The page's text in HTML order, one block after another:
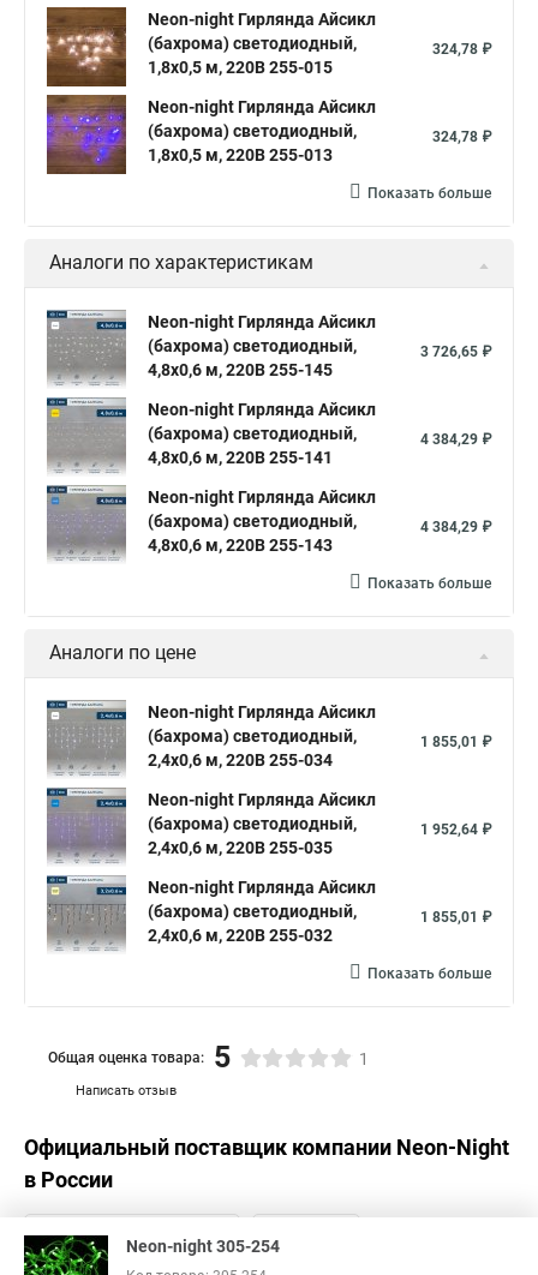
Neon-night Гирлянда Айсикл
(бахрома) светодиодный,
1,8х0,5 м, 220В 255-015
324,78 ₽
Neon-night Гирлянда Айсикл
(бахрома) светодиодный,
1,8х0,5 м, 220В 255-013
324,78 ₽
Показать больше
Аналоги по характеристикам
Neon-night Гирлянда Айсикл
(бахрома) светодиодный,
4,8х0,6 м, 220В 255-145
3 726,65 ₽
Neon-night Гирлянда Айсикл
(бахрома) светодиодный,
4,8х0,6 м, 220В 255-141
4 384,29 ₽
Neon-night Гирлянда Айсикл
(бахрома) светодиодный,
4,8х0,6 м, 220В 255-143
4 384,29 ₽
Показать больше
Аналоги по цене
Neon-night Гирлянда Айсикл
(бахрома) светодиодный,
2,4х0,6 м, 220В 255-034
1 855,01 ₽
Neon-night Гирлянда Айсикл
(бахрома) светодиодный,
2,4х0,6 м, 220В 255-035
1 952,64 ₽
Neon-night Гирлянда Айсикл
(бахрома) светодиодный,
2,4х0,6 м, 220В 255-032
1 855,01 ₽
Показать больше
Написать отзыв
Общая оценка товара: 5 1
Официальный поставщик компании Neon-Night
в России
Neon-night 305-254